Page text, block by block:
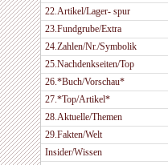
22.Artikel/Lager- spur
23.Fundgrube/Extra
24.Zahlen/Nr./Symbolik
25.Nachdenkseiten/Top
26.*Buch/Vorschau*
27.*Top/Artikel*
28.Aktuelle/Themen
29.Fakten/Welt
Insider/Wissen